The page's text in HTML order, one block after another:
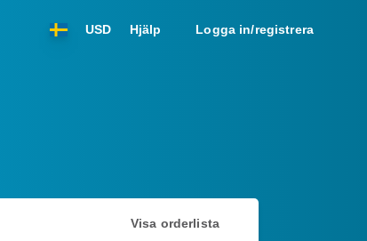
USD Hjälp Logga in/registrera
Visa orderlista